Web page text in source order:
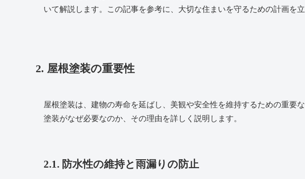
いて解説します。この記事を参考に、大切な住まいを守るための計画を立
2. 屋根塗装の重要性
屋根塗装は、建物の寿命を延ばし、美観や安全性を維持するための重要
塗装がなぜ必要なのか、その理由を詳しく説明します。
2.1. 防水性の維持と雨漏りの防止